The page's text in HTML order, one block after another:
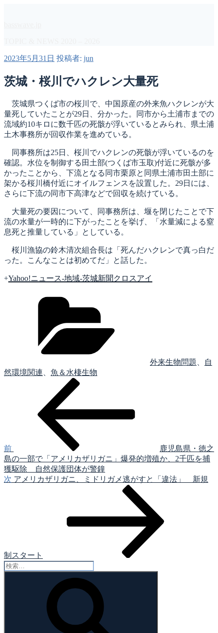
へ
キ
ッ
投
日:
2023年5月31日 投稿者: jun
茨城・桜川でハクレン大量死
茨城県つくば市の桜川で、中国原産の外来魚ハクレンが大
量死していたことが29日、分かった。同市から土浦市までの
流域約10キロに数千匹の死骸が浮いているとみられ、県土浦
土木事務所が回収作業を進めている。
同事務所は25日、桜川でハクレンの死骸が浮いているのを
確認。水位を制御する田土部(つくば市玉取)付近に死骸が多
かったことから、下流となる同市栗原と同県土浦市田土部に
架かる桜川橋付近にオイルフェンスを設置した。29日には、
さらに下流の同市下高津などで回収を続けている。
大量死の要因について、同事務所は、堰を閉じたことで下
流の水量が一時的に下がったことを挙げ、「水量減による窒
息死と推量している」としている。
桜川漁協の鈴木清次組合長は「死んだハクレンで真っ白だ
った。こんなことは初めてだ」と話した。
+Yahoo!ニュース-地域-茨城新聞クロスアイ
外来生物問題
自
然環境関連
魚＆水棲生物
ゲ
ー
シ
前
鹿児島県・徳之
島の一部で「アメリカザリガニ」爆発的増殖か、2千匹を捕
獲駆除 自然保護団体が警鐘
次
次 アメリカザリガニ、ミドリガメ逃がすと「違法」 新規
制スタート
検